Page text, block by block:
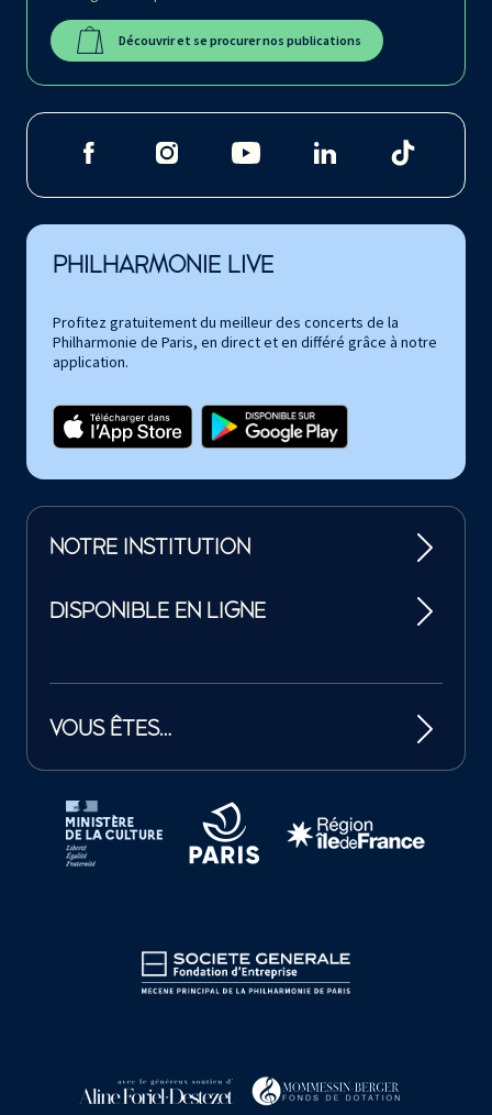
Découvrir et se procurer nos publications
PHILHARMONIE LIVE
Profitez gratuitement du meilleur des concerts de la
Philharmonie de Paris, en direct et en différé grâce à notre
application.
NOTRE INSTITUTION
DISPONIBLE EN LIGNE
VOUS ÊTES…
Tutelles et mécènes de la Philharmonie de Paris